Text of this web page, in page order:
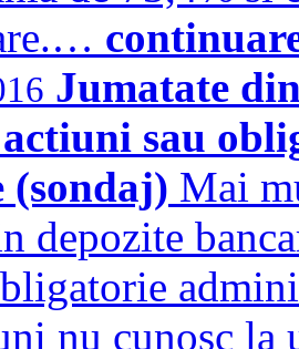
Jumatate
sau
(sondaj) Mai
depozite
nu cunosc la